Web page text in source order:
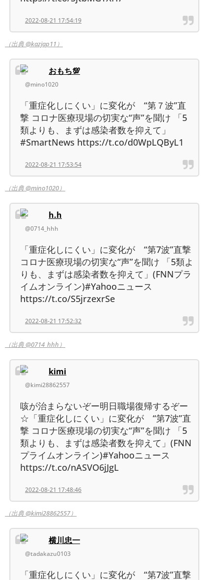
2022-08-21 17:54:19
（出典 @kazjap11）
おもち💯
@mino1020
「重症化しにくい」に変化が “第７波”直
撃 コロナ医療現場の切実な“声”を聞け 「5
類よりも、まずは感染者数を抑えて」
#SmartNews https://t.co/d0WpLQByL1
2022-08-21 17:53:54
（出典 @mino1020）
h.h
@0714_hhh
「重症化しにくい」に変化が “第7波”直撃
コロナ医療現場の切実な“声”を聞け 「5類よ
りも、まずは感染者数を抑えて」(FNNプラ
イムオンライン)#Yahooニュース
https://t.co/S5jrzexrSe
2022-08-21 17:52:32
（出典 @0714_hhh）
kimi
@kimi28862557
咳が治まらないぞー明日職場復帰するぞー
☆「重症化しにくい」に変化が “第7波”直
撃 コロナ医療現場の切実な“声”を聞け 「5
類よりも、まずは感染者数を抑えて」(FNN
プライムオンライン)#Yahooニュース
https://t.co/nASVO6jJgL
2022-08-21 17:48:46
（出典 @kimi28862557）
横川忠一
@tadakazu0103
「重症化しにくい」に変化が “第7波”直撃